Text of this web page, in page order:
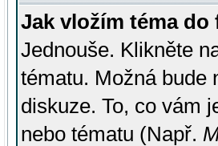
Jak vložím téma do
Jednouše. Klikněte
tématu. Možná bude
diskuze. To, co vám
nebo tématu (Např.